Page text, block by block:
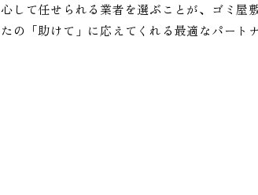
心して任せられる業者を選ぶことが、ゴミ屋
たの「助けて」に応えてくれる最適なパート